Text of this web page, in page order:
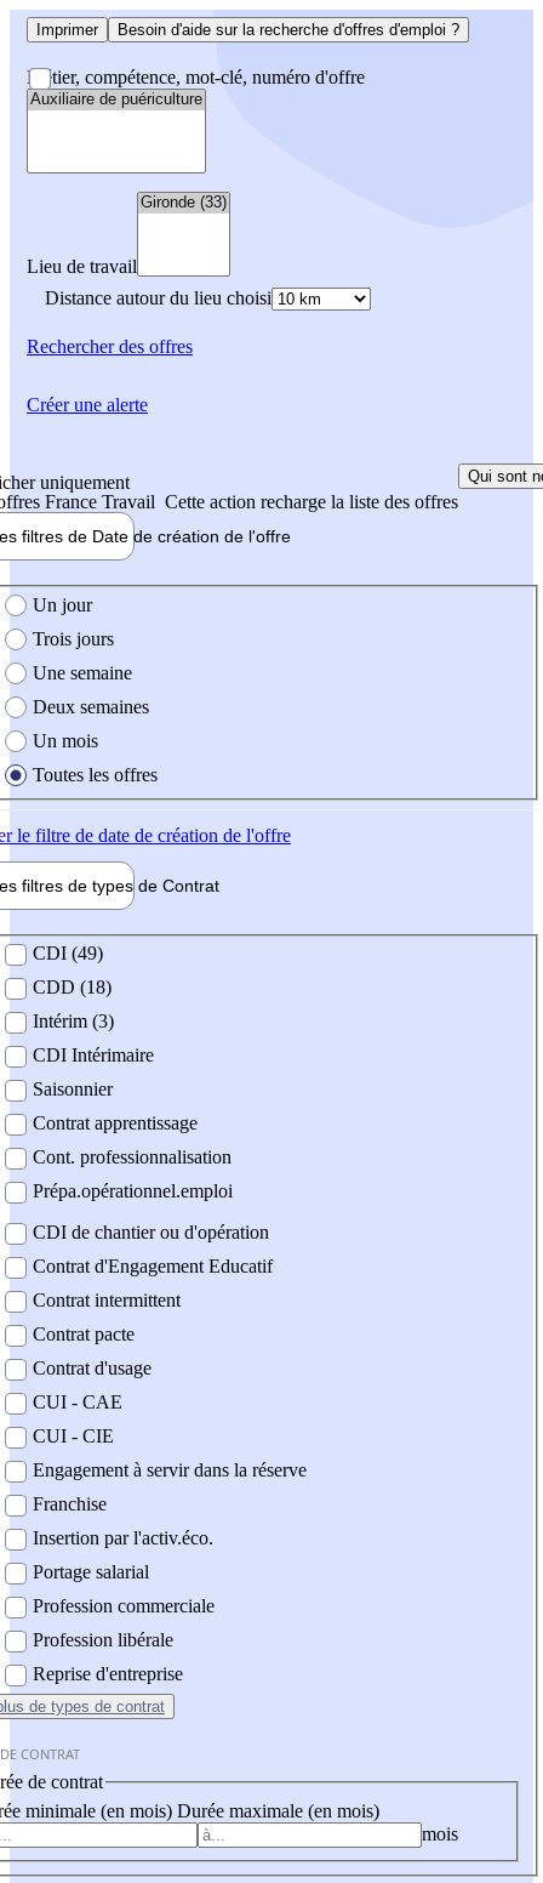
Imprimer Besoin d'aide sur la recherche d'offres d'emploi ?
Métier, compétence, mot-clé, numéro d'offre
Lieu de travail
Distance autour du lieu choisi
Rechercherdes offres
uniquement
France Travail Cette action recharge la liste des offres
Qui sont
filtres de Date de création de l'offre
création de l'offre
Un jour
Trois jours
Une semaine
Deux semaines
Un mois
Toutes les offres
le filtre de date de création de l'offre
filtres de types de Contrat
contrat
CDI (49)
CDD (18)
Intérim (3)
CDI Intérimaire
Saisonnier
Contrat apprentissage
Cont. professionnalisation
Prépa.opérationnel.emploi
CDI de chantier ou d'opération
Contrat d'Engagement Educatif
Contrat intermittent
Contrat pacte
Contrat d'usage
CUI - CAE
CUI - CIE
Engagement à servir dans la réserve
Franchise
Insertion par l'activ.éco.
Portage salarial
Profession commerciale
Profession libérale
Reprise d'entreprise
de types de contrat
CONTRAT
de contrat
minimale (en mois) Durée maximale (en mois)
mois
Créer une alerte